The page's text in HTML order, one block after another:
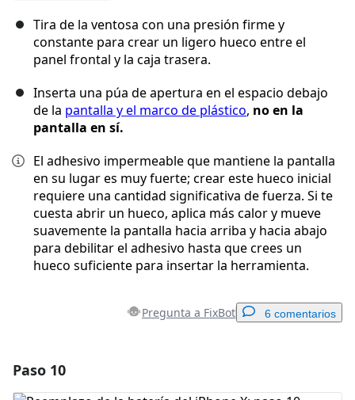
Tira de la ventosa con una presión firme y
constante para crear un ligero hueco entre el
panel frontal y la caja trasera.
Inserta una púa de apertura en el espacio debajo
de la pantalla y el marco de plástico, no en la
pantalla en sí.
El adhesivo impermeable que mantiene la pantalla
en su lugar es muy fuerte; crear este hueco inicial
requiere una cantidad significativa de fuerza. Si te
cuesta abrir un hueco, aplica más calor y mueve
suavemente la pantalla hacia arriba y hacia abajo
para debilitar el adhesivo hasta que crees un
hueco suficiente para insertar la herramienta.
Pregunta a FixBot 6 comentarios
Paso 10